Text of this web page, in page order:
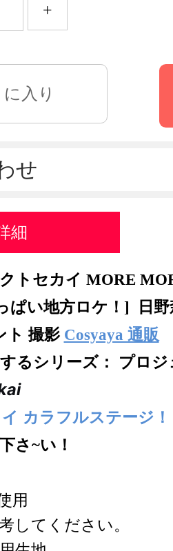
+
せ
細
トセカイ MORE
ぱい地方ロケ！] 日
ト 撮影 Cosyaya 通販
るシリーズ： プロ
カラフルステージ
さ~い！
用
してください。